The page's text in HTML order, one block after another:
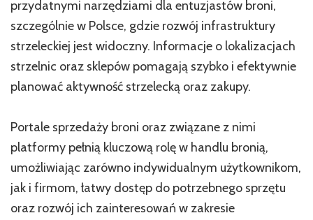
przydatnymi narzędziami dla entuzjastów broni,
szczególnie w Polsce, gdzie rozwój infrastruktury
strzeleckiej jest widoczny. Informacje o lokalizacjach
strzelnic oraz sklepów pomagają szybko i efektywnie
planować aktywność strzelecką oraz zakupy.
Portale sprzedaży broni oraz związane z nimi
platformy pełnią kluczową rolę w handlu bronią,
umożliwiając zarówno indywidualnym użytkownikom,
jak i firmom, łatwy dostęp do potrzebnego sprzętu
oraz rozwój ich zainteresowań w zakresie